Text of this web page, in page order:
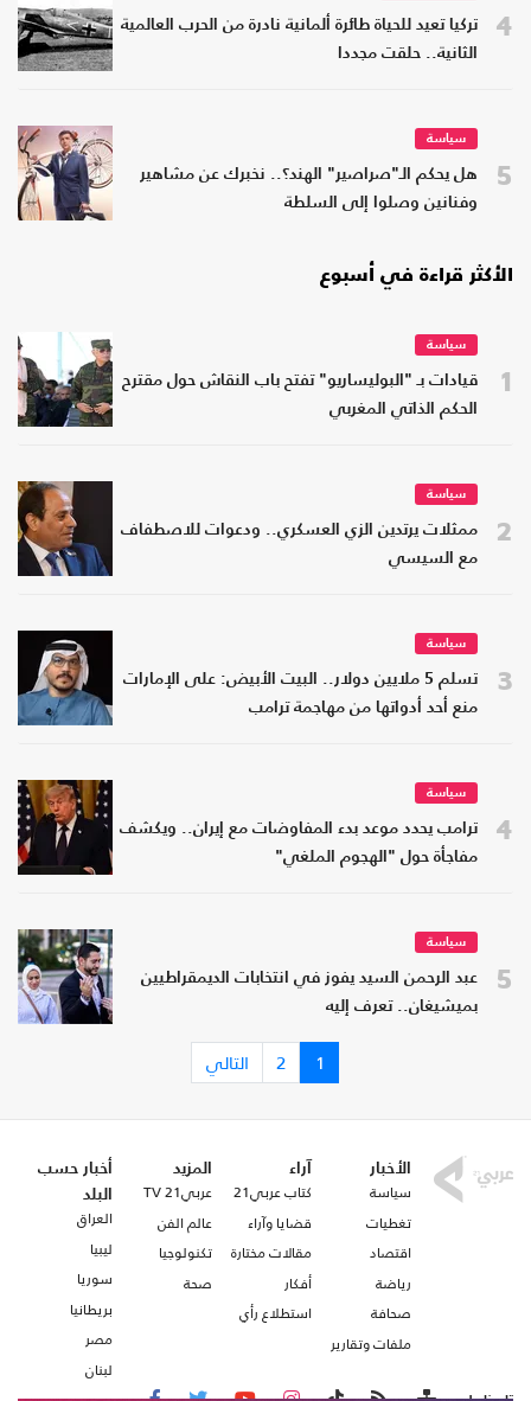
4
تركيا تعيد للحياة طائرة ألمانية نادرة من الحرب العالمية
الثانية.. حلقت مجددا
5
سياسة
هل يحكم الـ"صراصير" الهند؟.. نخبرك عن مشاهير
وفنانين وصلوا إلى السلطة
الأكثر قراءة في أسبوع
1
سياسة
قيادات بـ "البوليساريو" تفتح باب النقاش حول مقترح
الحكم الذاتي المغربي
2
سياسة
ممثلات يرتدين الزي العسكري.. ودعوات للاصطفاف
مع السيسي
3
سياسة
تسلم 5 ملايين دولار.. البيت الأبيض: على الإمارات
منع أحد أدواتها من مهاجمة ترامب
4
سياسة
ترامب يحدد موعد بدء المفاوضات مع إيران.. ويكشف
مفاجأة حول "الهجوم الملغي"
5
سياسة
عبد الرحمن السيد يفوز في انتخابات الديمقراطيين
بميشيغان.. تعرف إليه
1
2 التالي
الأخبار
سياسة
تغطيات
اقتصاد
رياضة
صحافة
ملفات وتقارير
آراء
كتاب عربي21
قضايا وآراء
مقالات مختارة
أفكار
استطلاع رأي
المزيد
عربي21 TV
عالم الفن
تكنولوجيا
صحة
أخبار حسب
البلد
العراق
ليبيا
سوريا
بريطانيا
مصر
لبنان